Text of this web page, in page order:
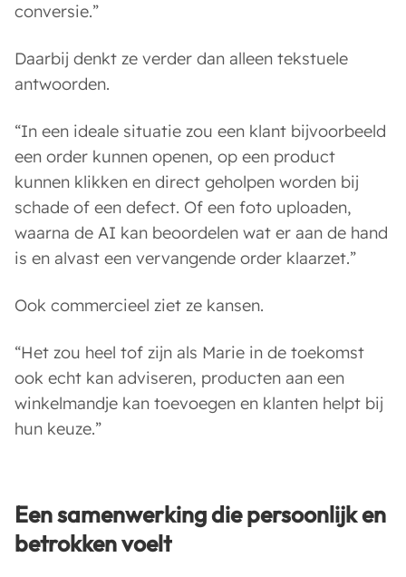
conversie.”
Daarbij denkt ze verder dan alleen tekstuele
antwoorden.
“In een ideale situatie zou een klant bijvoorbeeld
een order kunnen openen, op een product
kunnen klikken en direct geholpen worden bij
schade of een defect. Of een foto uploaden,
waarna de AI kan beoordelen wat er aan de hand
is en alvast een vervangende order klaarzet.”
Ook commercieel ziet ze kansen.
“Het zou heel tof zijn als Marie in de toekomst
ook echt kan adviseren, producten aan een
winkelmandje kan toevoegen en klanten helpt bij
hun keuze.”
Een samenwerking die persoonlijk en
betrokken voelt